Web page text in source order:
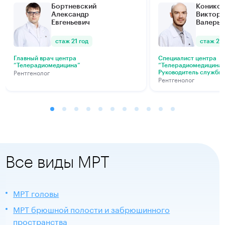
Бортневский
Александр
Евгеньевич
стаж 21 год
Главный врач центра
“Телерадиомедицина”
Рентгенолог
Виктор
стаж 21
Специалист центра
“Телерадиомедицина”
Руководитель службы
Рентгенолог
Все виды МРТ
МРТ головы
МРТ брюшной полости и забрюшинного
пространства